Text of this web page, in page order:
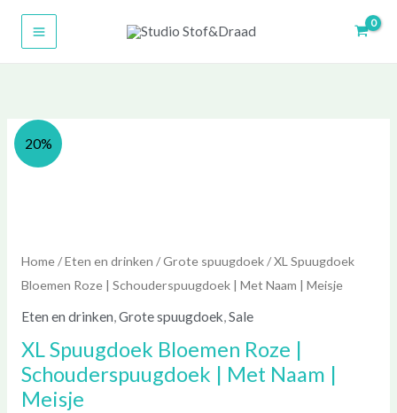
20%
Home/Eten en drinken /Grote spuugdoek/ XL Spuugdoek
Bloemen Roze | Schouderspuugdoek | Met Naam | Meisje
Eten en drinken,Grote spuugdoek,Sale
XL Spuugdoek Bloemen Roze |
Schouderspuugdoek | Met Naam |
Meisje
XL
Spuugdoek
Schouderspuugdoek
|
|
Meisje
aantal